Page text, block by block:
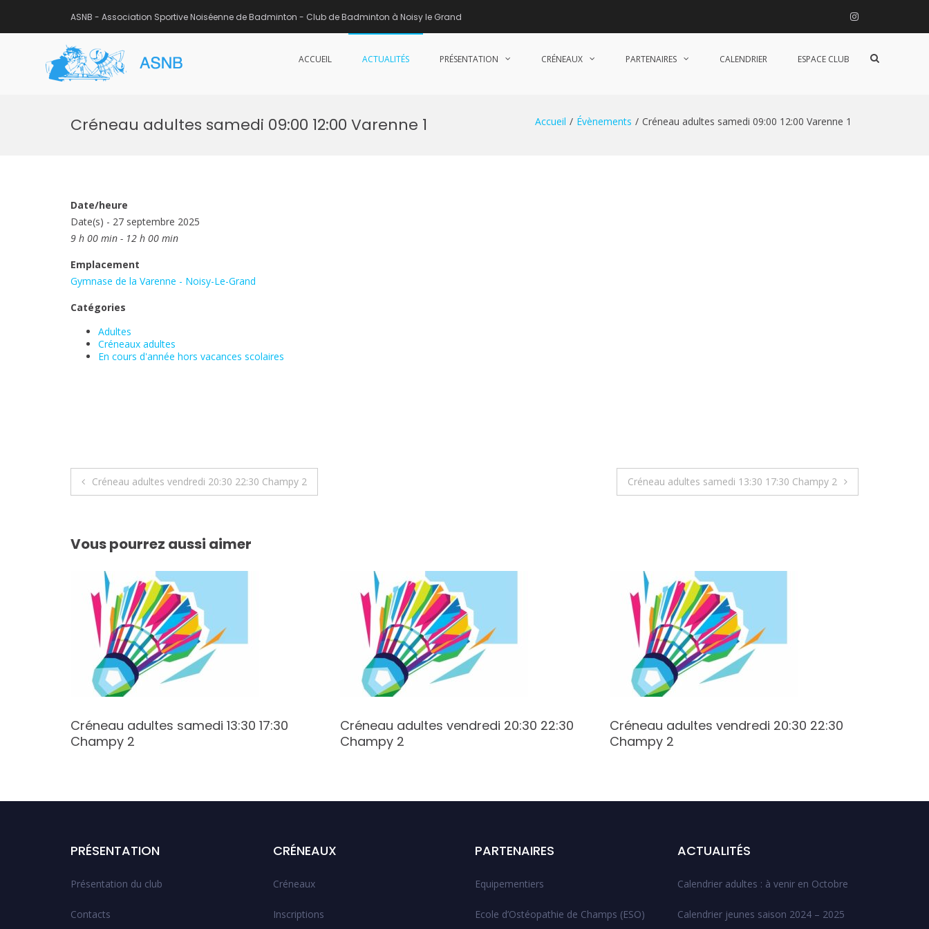
ASNB - Association Sportive Noiséenne de Badminton - Club de Badminton à Noisy le Grand Instagram
ACCUEIL ACTUALITÉS PRÉSENTATION CRÉNEAUX PARTENAIRES CALENDRIER ESPACE CLUB
Afficher
Créneau adultes samedi 09:00 12:00 Varenne 1 Accueil Évènements Créneau adultes samedi 09:00 12:00 Varenne 1
Date/heure
Date(s) - 27 septembre 2025
9 h 00 min - 12 h 00 min
Emplacement
Gymnase de la Varenne - Noisy-Le-Grand
Catégories
Adultes
Créneaux adultes
En cours d'année hors vacances scolaires
Navigation
l’article
Créneau adultes vendredi 20:30 22:30 Champy 2 Créneau adultes samedi 13:30 17:30 Champy 2
Vous pourrez aussi aimer
Créneau adultes samedi 13:30 17:30
Champy 2
Créneau adultes vendredi 20:30 22:30
Champy 2
Créneau adultes vendredi 20:30 22:30
Champy 2
PRÉSENTATION
Présentation du club
Contacts
CRÉNEAUX
Créneaux
Inscriptions
PARTENAIRES
Equipementiers
Ecole d’Ostéopathie de Champs (ESO)
ACTUALITÉS
Calendrier adultes : à venir en Octobre
Calendrier jeunes saison 2024 – 2025